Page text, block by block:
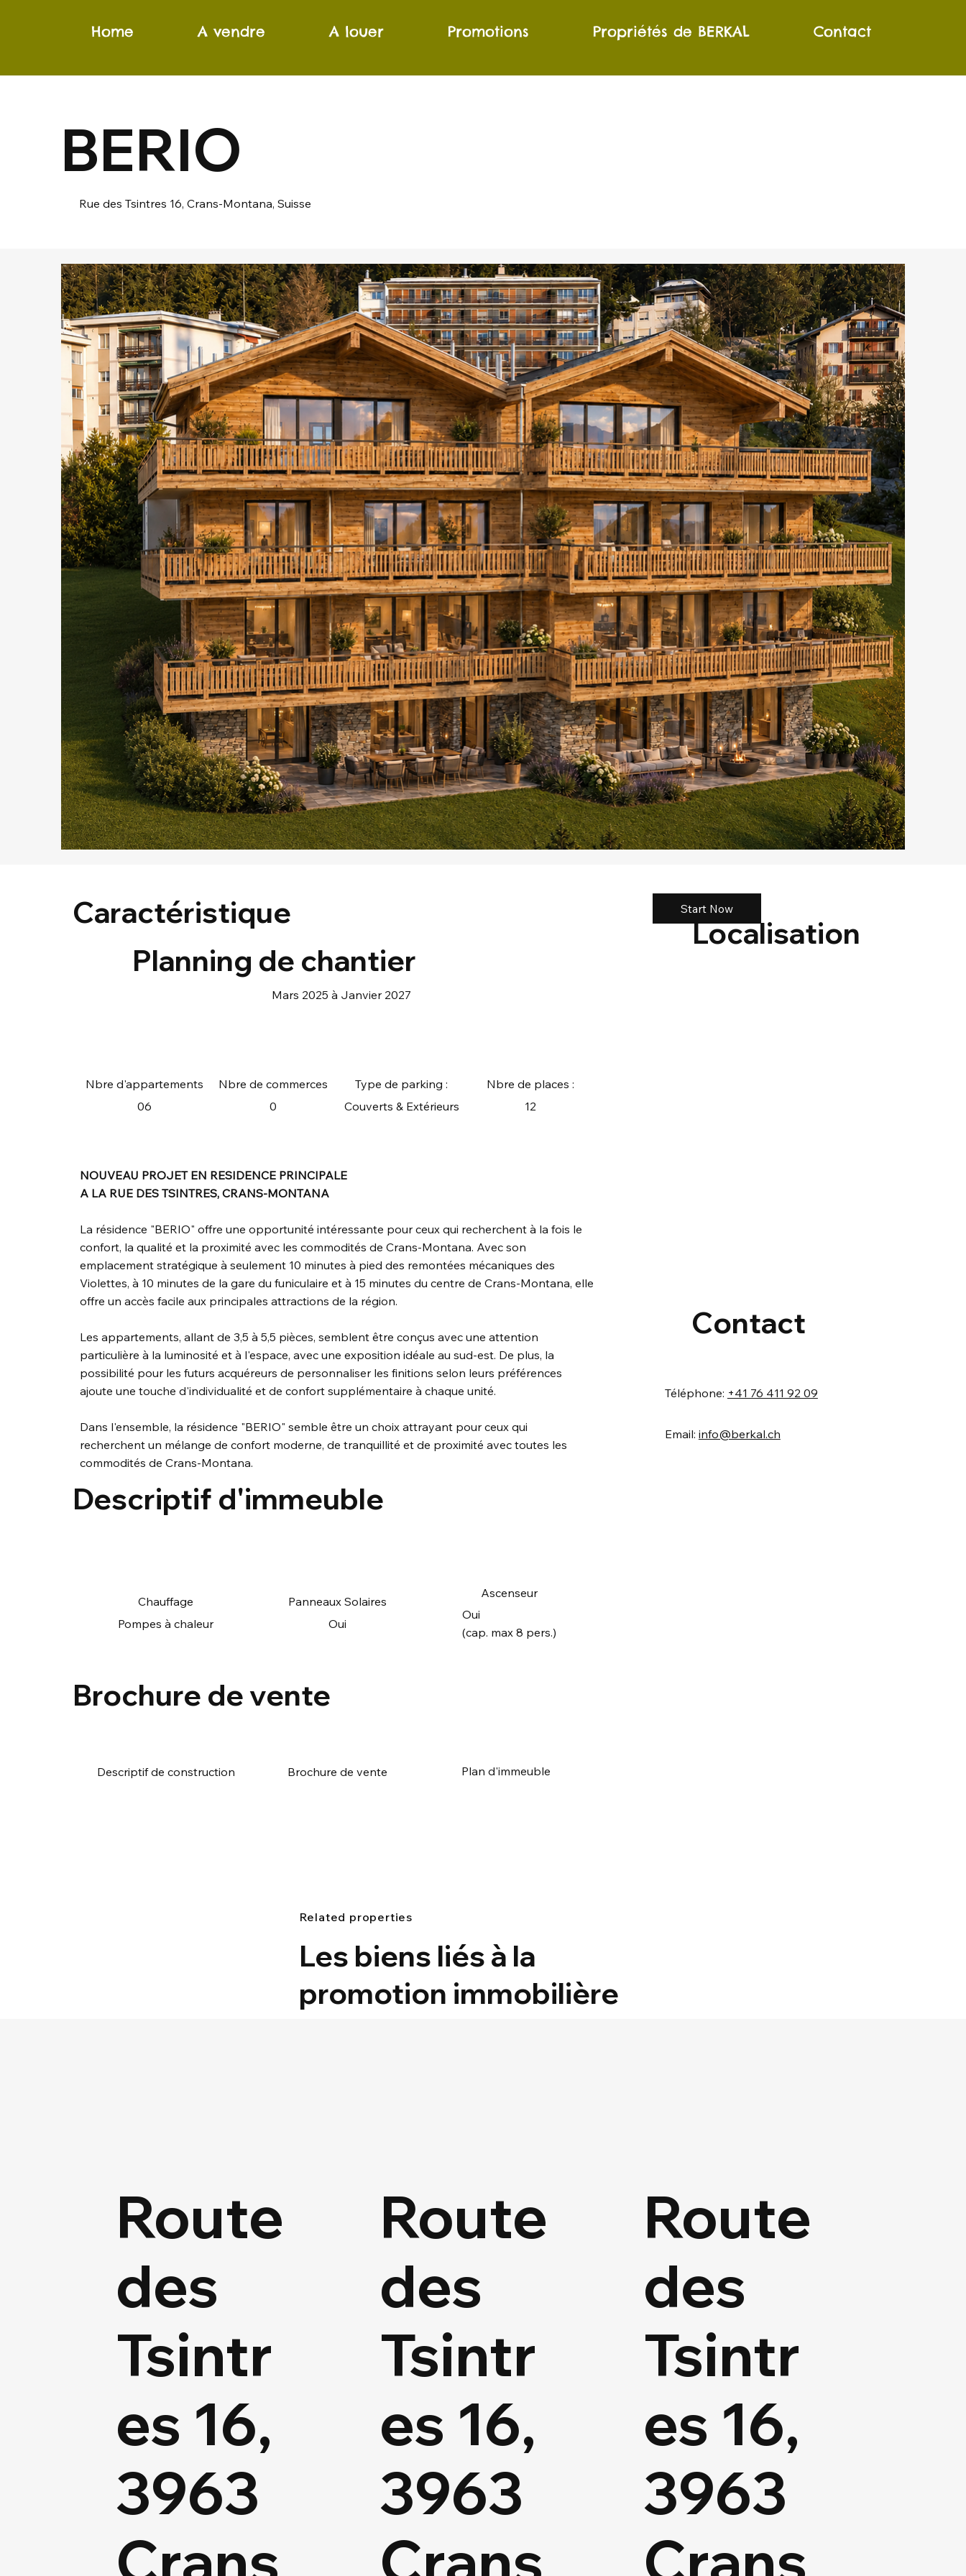
Home A vendre A louer Promotions Propriétés de BERKAL Contact
BERIO
Rue des Tsintres 16, Crans-Montana, Suisse
Caractéristique
Planning de chantier
Mars 2025 à Janvier 2027
Nbre d'appartements
06
Nbre de commerces
0
Type de parking :
Couverts & Extérieurs
Nbre de places :
12
NOUVEAU PROJET EN RESIDENCE PRINCIPALE
A LA RUE DES TSINTRES, CRANS-MONTANA
La résidence "BERIO" offre une opportunité intéressante pour ceux qui recherchent à la fois le
confort, la qualité et la proximité avec les commodités de Crans-Montana. Avec son
emplacement stratégique à seulement 10 minutes à pied des remontées mécaniques des
Violettes, à 10 minutes de la gare du funiculaire et à 15 minutes du centre de Crans-Montana, elle
offre un accès facile aux principales attractions de la région.
Les appartements, allant de 3,5 à 5,5 pièces, semblent être conçus avec une attention
particulière à la luminosité et à l'espace, avec une exposition idéale au sud-est. De plus, la
possibilité pour les futurs acquéreurs de personnaliser les finitions selon leurs préférences
ajoute une touche d'individualité et de confort supplémentaire à chaque unité.
Dans l'ensemble, la résidence "BERIO" semble être un choix attrayant pour ceux qui
recherchent un mélange de confort moderne, de tranquillité et de proximité avec toutes les
commodités de Crans-Montana.
Descriptif d'immeuble
Chauffage
Pompes à chaleur
Panneaux Solaires
Oui
Ascenseur
Oui
(cap. max 8 pers.)
Brochure de vente
Descriptif de construction Brochure de vente Plan d'immeuble
Start Now
Localisation
Contact
Téléphone: +41 76 411 92 09
Email: info@berkal.ch
Related properties
Les biens liés à la
promotion immobilière
Route
des
Tsintr
es 16,
3963
Crans
Route
des
Tsintr
es 16,
3963
Crans
Route
des
Tsintr
es 16,
3963
Crans